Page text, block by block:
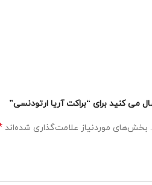
می کنید برای “براکت آریا ارتودنسی”
بخش‌های موردنیاز علامت‌گذاری شده‌اند